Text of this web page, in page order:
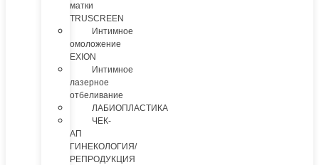
матки
TRUSCREEN
Интимное
омоложение
EXION
Интимное
лазерное
отбеливание
ЛАБИОПЛАСТИКА
ЧЕК-
АП
ГИНЕКОЛОГИЯ/
РЕПРОДУКЦИЯ